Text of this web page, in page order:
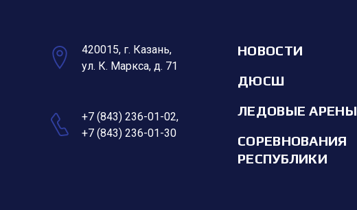
420015, г. Казань,
ул. К. Маркса, д. 71
+7 (843) 236-01-02,
+7 (843) 236-01-30
НОВОСТИ
ДЮСШ
ЛЕДОВЫЕ АРЕНЫ
СОРЕВНОВАНИЯ
РЕСПУБЛИКИ